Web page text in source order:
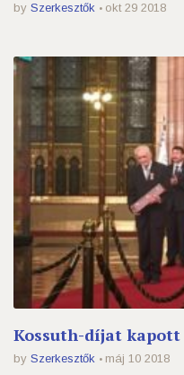
by Szerkesztők okt 29 2018
Kossuth-díjat kapott
by Szerkesztők máj 10 2018